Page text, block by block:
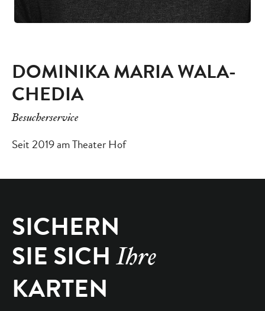
DOMINIKA MARIA WALA-
CHEDIA
Besucherservice
Seit 2019 am Theater Hof
SICHERN
SIE SICH Ihre
KARTEN